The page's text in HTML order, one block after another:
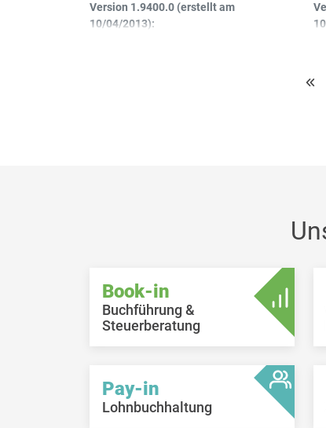
Version 1.9400.0 (erstellt am
10/04/2013):
Book-in
Buchführung &
Steuerberatung
Pay-in
Lohnbuchhaltung